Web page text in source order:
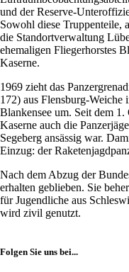
und der Reserve-
Sowohl diese Truppenteile,
die Standortverwaltung
ehemaligen Fliegerhorstes
Kaserne.
1969 zieht das
172) aus Flensburg-Weiche
Blankensee um. Seit dem
Kaserne auch die
Segeberg ansässig war.
Einzug: der
Nach dem Abzug der
erhalten geblieben. Sie
für Jugendliche aus
wird zivil genutzt.
Folgen Sie uns bei...